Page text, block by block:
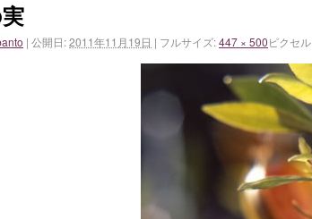
| 公開日:2011年11月19日 | フルサイズ:447 × 500ピクセル